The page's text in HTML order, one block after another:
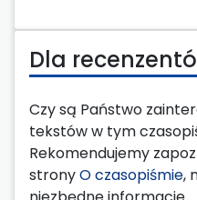
Dla
Czy są Państwo
tekstów w tym
Rekomendujemy
stronyO czasopiśmie,